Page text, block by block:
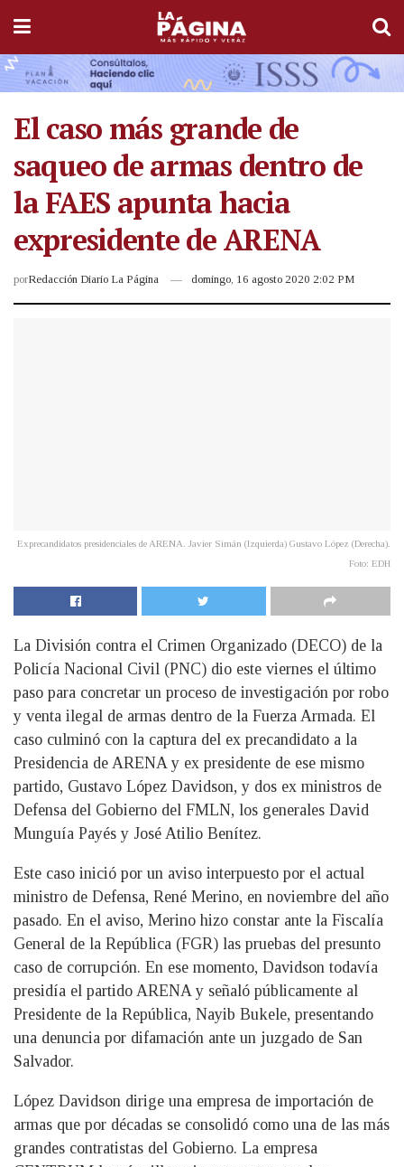
El caso más grande de
saqueo de armas dentro de
la FAES apunta hacia
expresidente de ARENA
porRedacción Diario La Página domingo, 16 agosto 2020 2:02 PM
Exprecandidatos presidenciales de ARENA. Javier Simán (Izquierda) Gustavo López (Derecha).
Foto: EDH
La División contra el Crimen Organizado (DECO) de la
Policía Nacional Civil (PNC) dio este viernes el último
paso para concretar un proceso de investigación por robo
y venta ilegal de armas dentro de la Fuerza Armada. El
caso culminó con la captura del ex precandidato a la
Presidencia de ARENA y ex presidente de ese mismo
partido, Gustavo López Davidson, y dos ex ministros de
Defensa del Gobierno del FMLN, los generales David
Munguía Payés y José Atilio Benítez.
Este caso inició por un aviso interpuesto por el actual
ministro de Defensa, René Merino, en noviembre del año
pasado. En el aviso, Merino hizo constar ante la Fiscalía
General de la República (FGR) las pruebas del presunto
caso de corrupción. En ese momento, Davidson todavía
presidía el partido ARENA y señaló públicamente al
Presidente de la República, Nayib Bukele, presentando
una denuncia por difamación ante un juzgado de San
Salvador.
López Davidson dirige una empresa de importación de
armas que por décadas se consolidó como una de las más
grandes contratistas del Gobierno. La empresa